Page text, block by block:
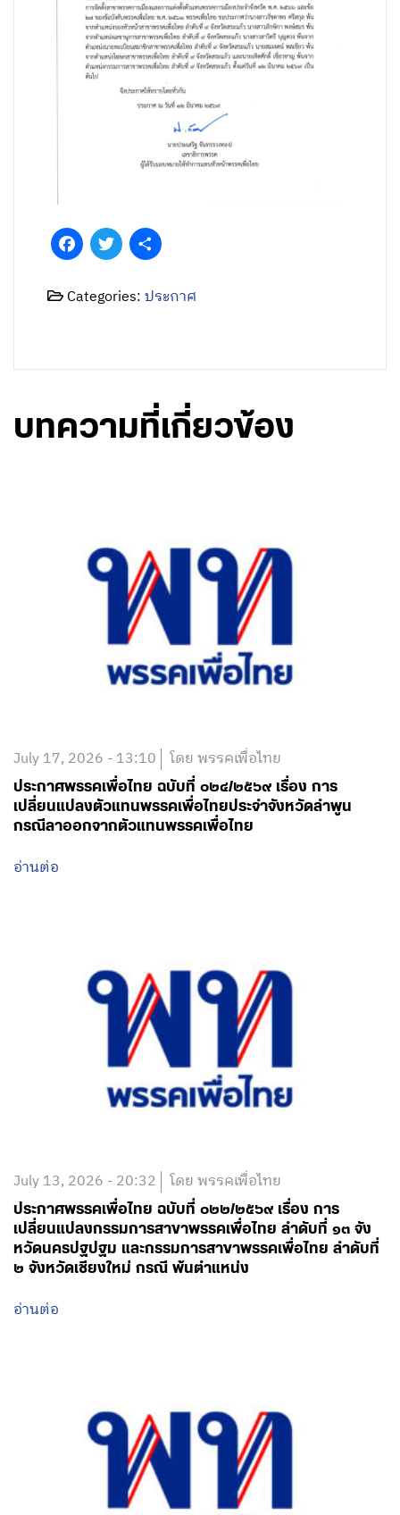
FacebookTwitter
Categories:ประกาศ
บทความที่เกี่ยวข้อง
July 17, 2026 - 13:10 โดย พรรคเพื่อไทย
ประกาศพรรคเพื่อไทย ฉบับที่ ๐๒๔/๒๕๖๙ เรื่อง การ
เปลี่ยนแปลงตัวแทนพรรคเพื่อไทยประจำจังหวัดลำพูน
กรณีลาออกจากตัวแทนพรรคเพื่อไทย
อ่านต่อ
July 13, 2026 - 20:32 โดย พรรคเพื่อไทย
ประกาศพรรคเพื่อไทย ฉบับที่ ๐๒๒/๒๕๖๙ เรื่อง การ
เปลี่ยนแปลงกรรมการสาขาพรรคเพื่อไทย ลำดับที่ ๑๓ จัง
หวัดนครปฐปฐม และกรรมการสาขาพรรคเพื่อไทย ลำดับที่
๒ จังหวัดเชียงใหม่ กรณี พ้นตำแหน่ง
อ่านต่อ